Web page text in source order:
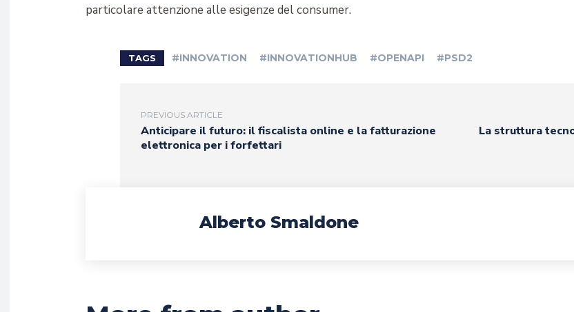
particolare attenzione alle esigenze del consumer.
TAGS #INNOVATION #INNOVATIONHUB #OPENAPI #PSD2
PREVIOUS ARTICLE
Anticipare il futuro: il fiscalista online e la fatturazione
elettronica per i forfettari
La struttura
Alberto Smaldone